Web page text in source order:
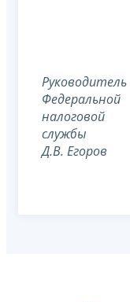
Руководитель
Федеральной
налоговой
службы
Д.В. Егоров